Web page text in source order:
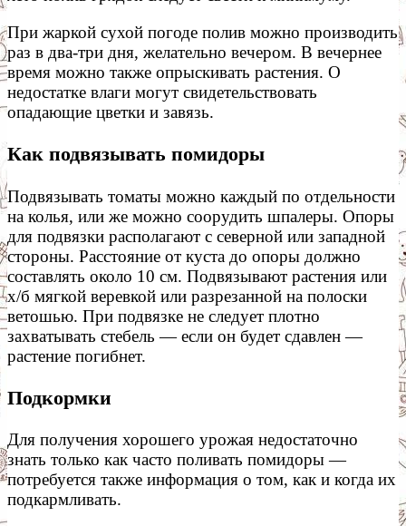
При жаркой сухой погоде полив можно производить
раз в два-три дня, желательно вечером. В вечернее
время можно также опрыскивать растения. О
недостатке влаги могут свидетельствовать
опадающие цветки и завязь.
Как подвязывать помидоры
Подвязывать томаты можно каждый по отдельности
на колья, или же можно соорудить шпалеры. Опоры
для подвязки располагают с северной или западной
стороны. Расстояние от куста до опоры должно
составлять около 10 см. Подвязывают растения или
х/б мягкой веревкой или разрезанной на полоски
ветошью. При подвязке не следует плотно
захватывать стебель — если он будет сдавлен —
растение погибнет.
Подкормки
Для получения хорошего урожая недостаточно
знать только как часто поливать помидоры —
потребуется также информация о том, как и когда их
подкармливать.